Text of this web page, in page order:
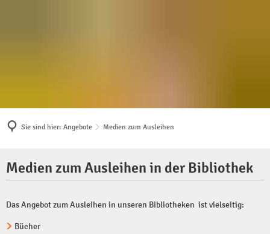
Bildergalerie
Kontakt & Öffnungszeiten
Standorte Bibliothek Rheda
Bibliothek
Draußen lesen
Bibliothek der Dinge
eBibliothek
Sie sind hier: Angebote Medien zum Ausleihen
Medien
zum
Ausleihen
Medien zum Ausleihen in der Bibliothek
Das Angebot zum Ausleihen in unseren Bibliotheken ist vielseitig:
Bücher